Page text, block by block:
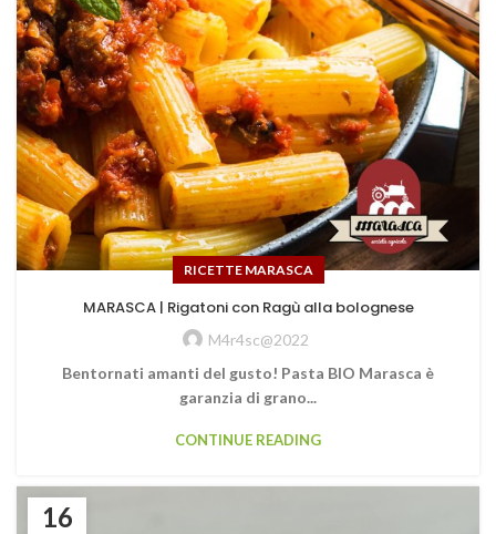
RICETTE MARASCA
MARASCA | Rigatoni con Ragù alla bolognese
M4r4sc@2022
Bentornati amanti del gusto! Pasta BIO Marasca è
garanzia di grano...
CONTINUE READING
16